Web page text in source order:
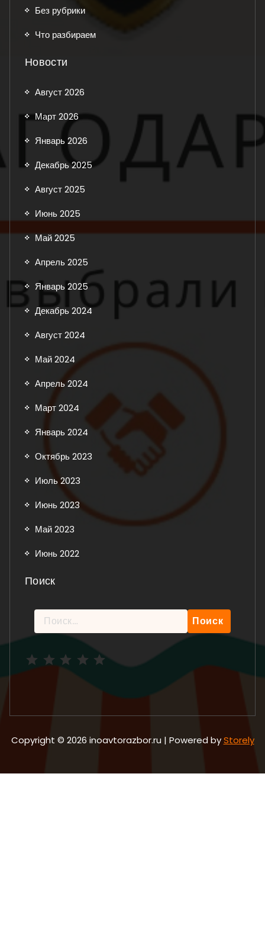
Без рубрики
Что разбираем
Новости
Август 2026
Март 2026
Январь 2026
Декабрь 2025
Август 2025
Июнь 2025
Май 2025
Апрель 2025
Январь 2025
Декабрь 2024
Август 2024
Май 2024
Апрель 2024
Март 2024
Январь 2024
Октябрь 2023
Июль 2023
Июнь 2023
Май 2023
Июнь 2022
Поиск
Найти:
Copyright © 2026 inoavtorazbor.ru | Powered byStorely